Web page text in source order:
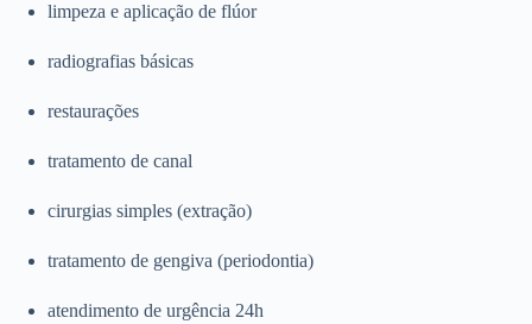
limpeza e aplicação de flúor
radiografias básicas
restaurações
tratamento de canal
cirurgias simples (extração)
tratamento de gengiva (periodontia)
atendimento de urgência 24h